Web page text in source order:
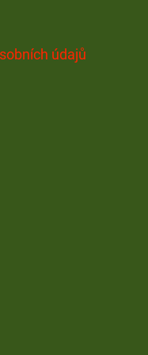
údajů